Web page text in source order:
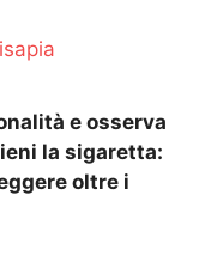
e osserva
la sigaretta:
oltre i